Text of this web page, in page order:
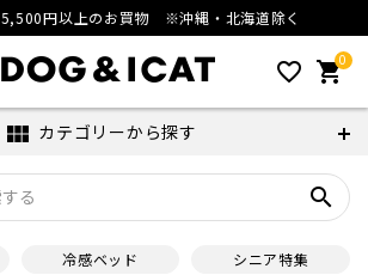
5,500円以上のお買物 ※沖縄・北海道除く
favorite_outline 0
shopping_cart
view_module カテゴリーから探す
search
冷感ベッド
シニア特集